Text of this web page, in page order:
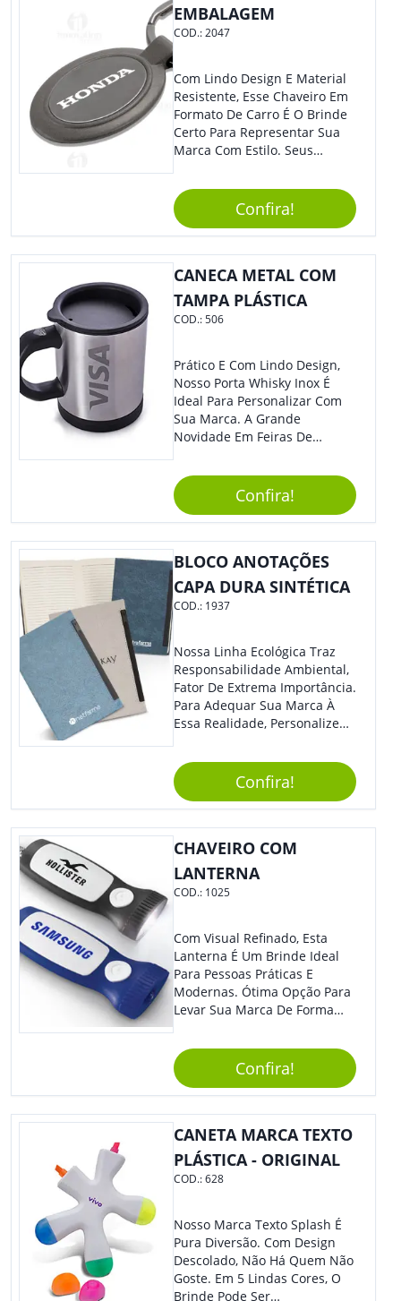
EMBALAGEM
COD.:2047
Com Lindo Design E Material
Resistente, Esse Chaveiro Em
Formato De Carro É O Brinde
Certo Para Representar Sua
Marca Com Estilo. Seus
Adorar.
Confira!
CANECA METAL COM
TAMPA PLÁSTICA
COD.:506
Prático E Com Lindo Design,
Nosso Porta Whisky Inox É
Ideal Para Personalizar Com
Sua Marca. A Grande
Novidade Em Feiras De
Corporativos Será Esse
Incrível Brinde, Trazendo
Ainda Mais Destaque Para
Sua Empresa.
Confira!
BLOCO ANOTAÇÕES
CAPA DURA SINTÉTICA
COD.: 1937
Nossa Linha Ecológica Traz
Responsabilidade Ambiental,
Fator De Extrema Importância.
Para Adequar Sua Marca À
Essa Realidade, Personalize
Anotações Com Post-It E
Caneta. Elaborado A Partir De
Material Reciclado, O Brinde
Também É Prático, Tornando-
Se Assim Excelente Para Uso
Cotidiano. Perfeito, Não É?!
Confira!
CHAVEIRO COM
LANTERNA
COD.: 1025
Com Visual Refinado, Esta
Lanterna É Um Brinde Ideal
Para Pessoas Práticas E
Modernas. Ótima Opção Para
Levar Sua Marca De Forma
Sua Empresa Em Eventos,
Reuniões Corporativas Ou Até
Mesmo Para Presentear
Colaboradores E Parceiros De
Sua Empresa.
Confira!
CANETA MARCA TEXTO
PLÁSTICA - ORIGINAL
COD.:628
Nosso Marca Texto Splash É
Pura Diversão. Com Design
Descolado, Não Há Quem Não
Goste. Em 5 Lindas Cores, O
Brinde Pode Ser